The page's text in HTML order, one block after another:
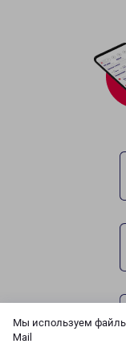
Мы используем
Mail